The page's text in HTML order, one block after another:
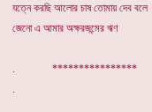
যত্নে করছি আলোর চাষ তোমায় দেব বলে
জেনো এ আমার অক্ষরজন্মের ঋণ
.